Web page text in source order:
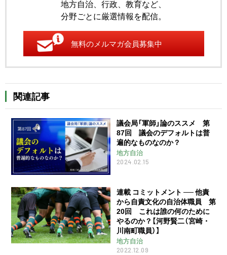
地方自治、行政、教育など、
分野ごとに厳選情報を配信。
無料のメルマガ会員募集中
関連記事
議会局「軍師」論のススメ 第
87回 議会のデフォルトは普
遍的なものなのか？
地方自治
2024.02.15
連載 コミットメント ── 他責
から自責文化の自治体職員 第
20回 これは誰の何のために
やるのか？【河野賢二（宮崎・
川南町職員）】
地方自治
2022.12.09